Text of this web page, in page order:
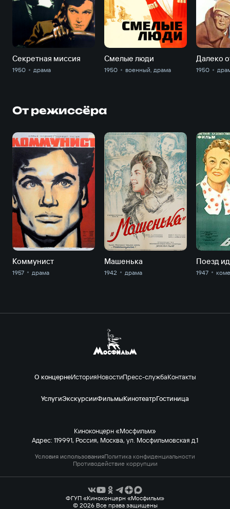
Секретная миссия
1950 драма
Смелые люди
1950 военный, драма
Далеко
1950
От режиссёра
Коммунист
1957 драма
Машенька
1942 драма
Поезд
1947
О концернеИсторияНовостиПресс-службаКонтакты
УслугиЭкскурсииФильмыКинотеатрГостиница
Киноконцерн «Мосфильм»
Адрес: 119991, Россия, Москва, ул. Мосфильмовская д.1
Условия использованияПолитика конфиденциальности
Противодействие коррупции
ФГУП «Киноконцерн «Мосфильм»
© 2026 Все права защищены